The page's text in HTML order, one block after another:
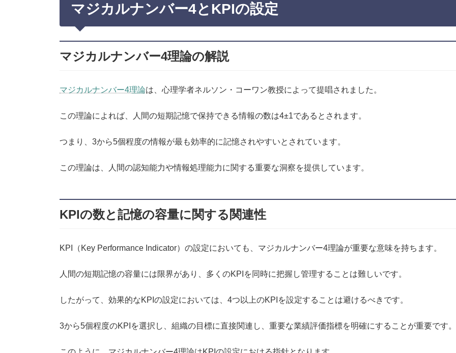
マジカルナンバー4とKPIの設定
マジカルナンバー4理論の解説
マジカルナンバー4理論は、心理学者ネルソン・コーワン教授によって提唱されました。
この理論によれば、人間の短期記憶で保持できる情報の数は4±1であるとされます。
つまり、3から5個程度の情報が最も効率的に記憶されやすいとされています。
この理論は、人間の認知能力や情報処理能力に関する重要な洞察を提供しています。
KPIの数と記憶の容量に関する関連性
KPI（Key Performance Indicator）の設定においても、マジカルナンバー4理論が重要な意味を持ちます。
人間の短期記憶の容量には限界があり、多くのKPIを同時に把握し管理することは難しいです。
したがって、効果的なKPIの設定においては、4つ以上のKPIを設定することは避けるべきです。
3から5個程度のKPIを選択し、組織の目標に直接関連し、重要な業績評価指標を明確にすることが重要です。